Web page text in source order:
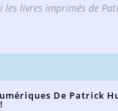
les livres imprimés de
De Patrick